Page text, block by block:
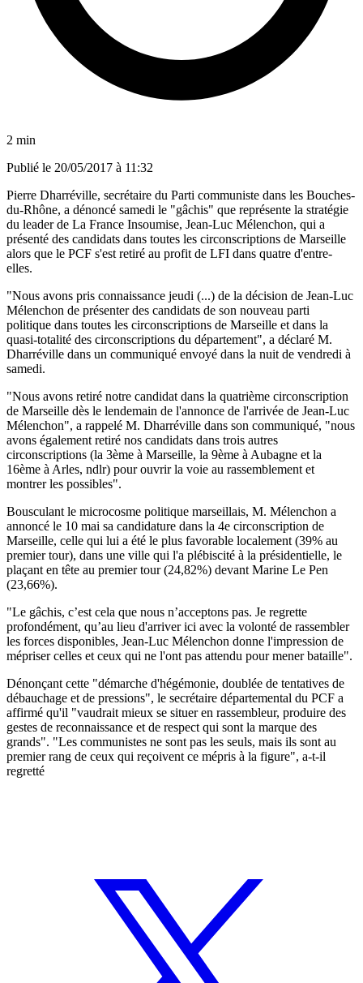
2 min
Publié le 20/05/2017 à 11:32
Pierre Dharréville, secrétaire du Parti communiste dans les Bouches-
du-Rhône, a dénoncé samedi le "gâchis" que représente la stratégie
du leader de La France Insoumise, Jean-Luc Mélenchon, qui a
présenté des candidats dans toutes les circonscriptions de Marseille
alors que le PCF s'est retiré au profit de LFI dans quatre d'entre-
elles.
"Nous avons pris connaissance jeudi (...) de la décision de Jean-Luc
Mélenchon de présenter des candidats de son nouveau parti
politique dans toutes les circonscriptions de Marseille et dans la
quasi-totalité des circonscriptions du département", a déclaré M.
Dharréville dans un communiqué envoyé dans la nuit de vendredi à
samedi.
"Nous avons retiré notre candidat dans la quatrième circonscription
de Marseille dès le lendemain de l'annonce de l'arrivée de Jean-Luc
Mélenchon", a rappelé M. Dharréville dans son communiqué, "nous
avons également retiré nos candidats dans trois autres
circonscriptions (la 3ème à Marseille, la 9ème à Aubagne et la
16ème à Arles, ndlr) pour ouvrir la voie au rassemblement et
montrer les possibles".
Bousculant le microcosme politique marseillais, M. Mélenchon a
annoncé le 10 mai sa candidature dans la 4e circonscription de
Marseille, celle qui lui a été le plus favorable localement (39% au
premier tour), dans une ville qui l'a plébiscité à la présidentielle, le
plaçant en tête au premier tour (24,82%) devant Marine Le Pen
(23,66%).
"Le gâchis, c’est cela que nous n’acceptons pas. Je regrette
profondément, qu’au lieu d'arriver ici avec la volonté de rassembler
les forces disponibles, Jean-Luc Mélenchon donne l'impression de
mépriser celles et ceux qui ne l'ont pas attendu pour mener bataille".
Dénonçant cette "démarche d'hégémonie, doublée de tentatives de
débauchage et de pressions", le secrétaire départemental du PCF a
affirmé qu'il "vaudrait mieux se situer en rassembleur, produire des
gestes de reconnaissance et de respect qui sont la marque des
grands". "Les communistes ne sont pas les seuls, mais ils sont au
premier rang de ceux qui reçoivent ce mépris à la figure", a-t-il
regretté